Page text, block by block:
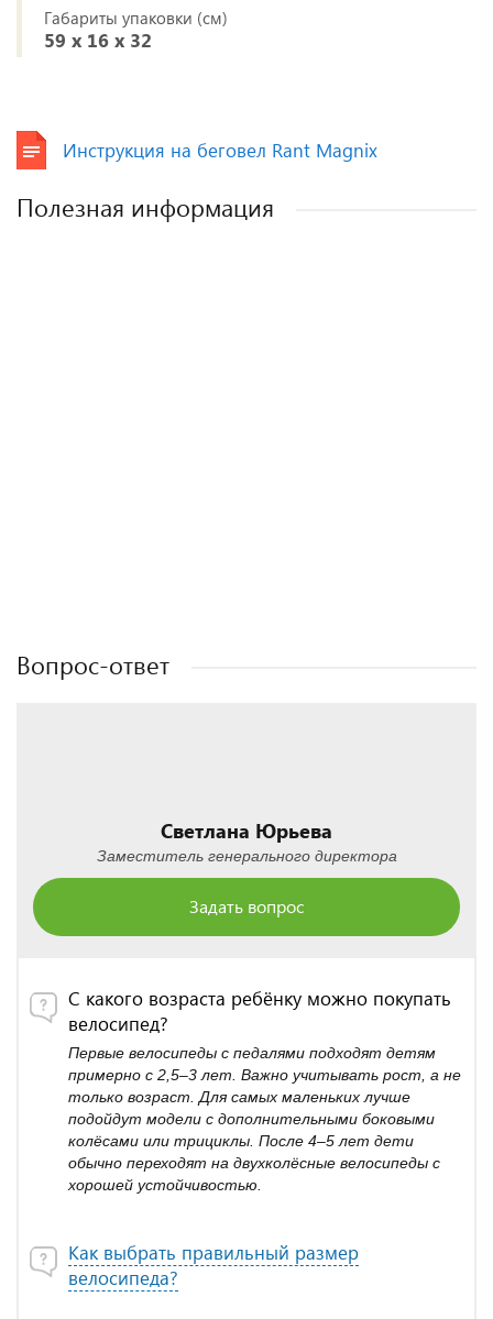
Габариты упаковки (см)
59 x 16 x 32
Инструкция на беговел Rant Magnix
Полезная информация
Вопрос-ответ
Светлана Юрьева
Заместитель генерального директора
Задать вопрос
С какого возраста ребёнку можно покупать
велосипед?
Первые велосипеды с педалями подходят детям
примерно с 2,5–3 лет. Важно учитывать рост, а не
только возраст. Для самых маленьких лучше
подойдут модели с дополнительными боковыми
колёсами или трициклы. После 4–5 лет дети
обычно переходят на двухколёсные велосипеды с
хорошей устойчивостью.
Как выбрать правильный размер
велосипеда?